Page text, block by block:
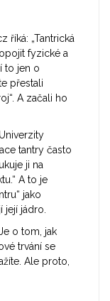
říká: „Tantrická
fyzické a
to jen o
přestali
A začali ho
tantry často
ji na
A to je
jako
její jádro.
o tom, jak
trvání se
Ale proto,